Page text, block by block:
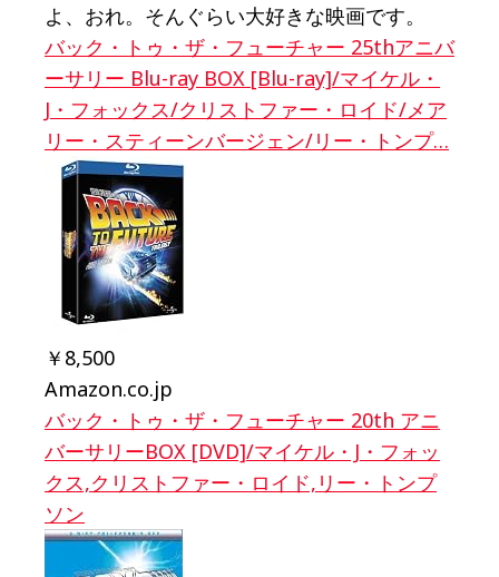
よ、おれ。そんぐらい大好きな映画です。
バック・トゥ・ザ・フューチャー 25thアニバ
ーサリー Blu-ray BOX [Blu-ray]/マイケル・
J・フォックス/クリストファー・ロイド/メア
リー・スティーンバージェン/リー・トンプ…
￥8,500
Amazon.co.jp
バック・トゥ・ザ・フューチャー 20th アニ
バーサリーBOX [DVD]/マイケル・J・フォッ
クス,クリストファー・ロイド,リー・トンプ
ソン